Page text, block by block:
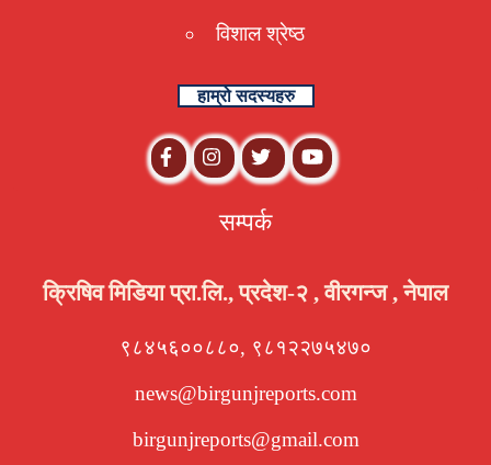
विशाल श्रेष्ठ
हाम्रो सदस्यहरु
सम्पर्क
क्रिषिव मिडिया प्रा.लि., प्रदेश-२ , वीरगन्ज , नेपाल
९८४५६००८८०, ९८१२२७५४७०
news@birgunjreports.com
birgunjreports@gmail.com